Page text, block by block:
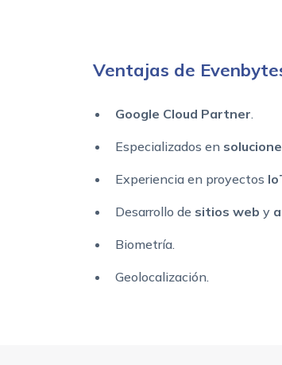
Ventajas de
Google Cloud Partner
Especializados en
Experiencia en proyectos
Desarrollo de sitios web y
Biometría.
Geolocalización.